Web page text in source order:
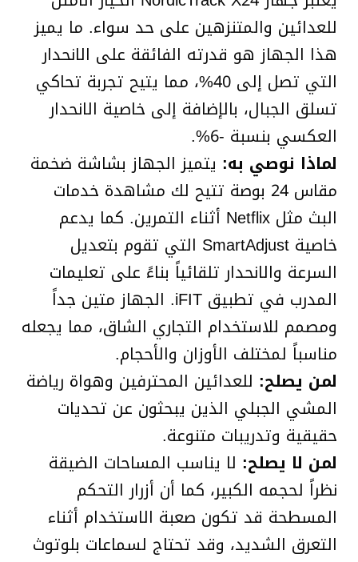
للعدائين والمتنزهين على حد سواء. ما يميز
هذا الجهاز هو قدرته الفائقة على الانحدار
التي تصل إلى 40%، مما يتيح تجربة تحاكي
تسلق الجبال، بالإضافة إلى خاصية الانحدار
العكسي بنسبة -6%.
لماذا نوصي به: يتميز الجهاز بشاشة ضخمة
مقاس 24 بوصة تتيح لك مشاهدة خدمات
البث مثل Netflix أثناء التمرين. كما يدعم
خاصية SmartAdjust التي تقوم بتعديل
السرعة والانحدار تلقائياً بناءً على تعليمات
المدرب في تطبيق iFIT. الجهاز متين جداً
ومصمم للاستخدام التجاري الشاق، مما يجعله
مناسباً لمختلف الأوزان والأحجام.
لمن يصلح: للعدائين المحترفين وهواة رياضة
المشي الجبلي الذين يبحثون عن تحديات
حقيقية وتدريبات متنوعة.
لمن لا يصلح: لا يناسب المساحات الضيقة
نظراً لحجمه الكبير، كما أن أزرار التحكم
المسطحة قد تكون صعبة الاستخدام أثناء
التعرق الشديد، وقد تحتاج لسماعات بلوتوث